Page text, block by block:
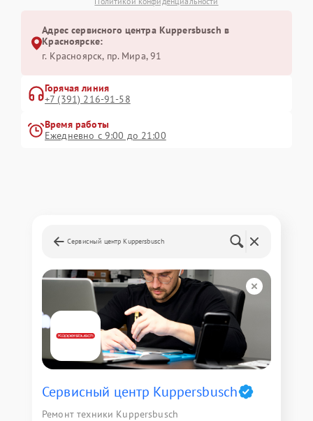
Адрес сервисного центра Kuppersbusch в
Красноярске:
г. Красноярск, ​пр. Мира, 91
Горячая линия
+7 (391) 216-91-58
Время работы
Ежедневно с 9:00 до 21:00
Сервисный центр Kuppersbusch
Сервисный центр Kuppersbusch
Ремонт техники Kuppersbusch